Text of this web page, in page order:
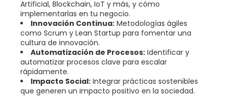
Artificial, Blockchain, IoT y más, y cómo
implementarlas en tu negocio.
Innovación Continua: Metodologías ágiles
como Scrum y Lean Startup para fomentar una
cultura de innovación.
Automatización de Procesos: Identificar y
automatizar procesos clave para escalar
rápidamente.
Impacto Social: Integrar prácticas sostenibles
que generen un impacto positivo en la sociedad.